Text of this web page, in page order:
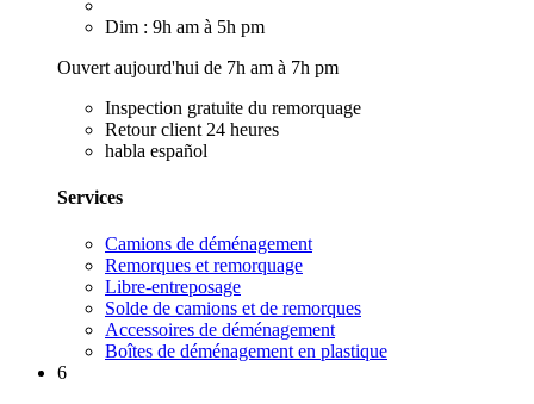
Dim : 9h am à 5h pm
Ouvert aujourd'hui de 7h am à 7h pm
Inspection gratuite du remorquage
Retour client 24 heures
habla español
Services
Camions de déménagement
Remorques et remorquage
Libre-entreposage
Solde de camions et de remorques
Accessoires de déménagement
Boîtes de déménagement en plastique
6